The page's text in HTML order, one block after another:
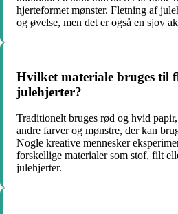
hjerteformet mønster. Fletning af
og øvelse, men det er også en sjov
Hvilket materiale bruges til
julehjerter?
Traditionelt bruges rød og hvid
andre farver og mønstre, der kan
Nogle kreative mennesker
forskellige materialer som stof, filt
julehjerter.